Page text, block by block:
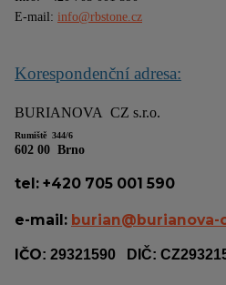
E-mail: info@rbstone.cz
Korespondenční adresa:
BURIANOVA  CZ s.r.o.
Rumiště  344/6
602 00  Brno
tel: +420
e-mail: burian@burianova-
IČO: 29321590 DIČ: